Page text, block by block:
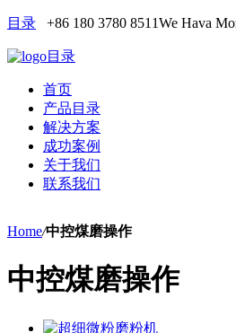
目录 +86 180 3780 8511We Hava
目录
首页
产品目录
解决方案
成功案例
关于我们
联系我们
Home/中控煤磨操作
中控煤磨操作